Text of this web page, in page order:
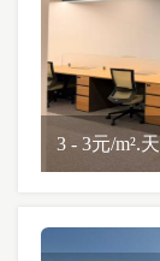
3 - 3元/m².天